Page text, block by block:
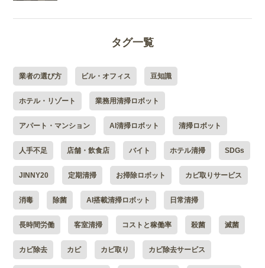
タグ一覧
業者の選び方 ビル・オフィス 豆知識
ホテル・リゾート 業務用清掃ロボット
アパート・マンション AI清掃ロボット 清掃ロボット
人手不足 店舗・飲食店 バイト ホテル清掃 SDGs
JINNY20 定期清掃 お掃除ロボット カビ取りサービス
消毒 除菌 AI搭載清掃ロボット 日常清掃
長時間労働 客室清掃 コストと稼働率 殺菌 滅菌
カビ除去 カビ カビ取り カビ除去サービス